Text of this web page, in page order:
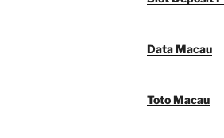
Data Macau
Toto Macau